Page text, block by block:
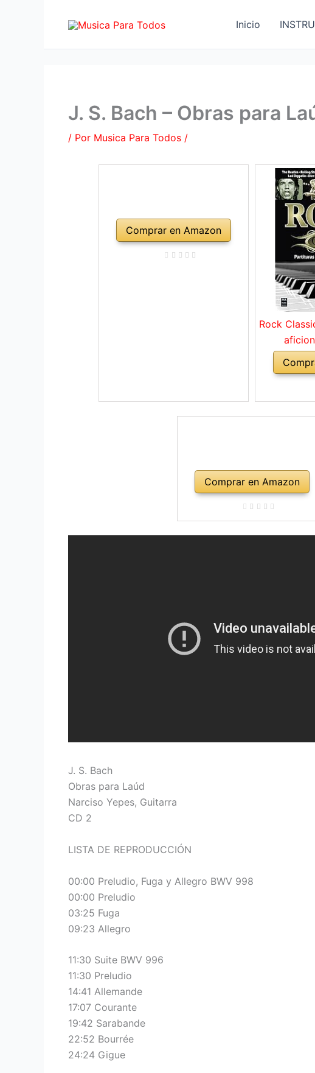
Inicio
J. S. Bach – Obras para
/ Por Musica Para Todos /
Comprar en Amazon
Rock
Comprar en Amazon
J. S. Bach
Obras para Laúd
Narciso Yepes, Guitarra
CD 2
LISTA DE REPRODUCCIÓN
00:00 Preludio, Fuga y Allegro BWV 998
00:00 Preludio
03:25 Fuga
09:23 Allegro
11:30 Suite BWV 996
11:30 Preludio
14:41 Allemande
17:07 Courante
19:42 Sarabande
22:52 Bourrée
24:24 Gigue